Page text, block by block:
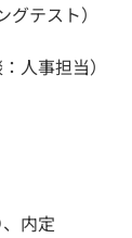
テスト）
人事担当）
内定